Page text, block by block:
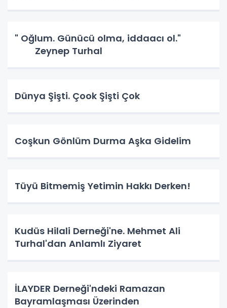
" Oğlum. Günücü olma, iddaacı ol."
Zeynep Turhal
Dünya Şişti. Çook Şişti Çok
Coşkun Gönlüm Durma Aşka Gidelim
Tüyü Bitmemiş Yetimin Hakkı Derken!
Kudüs Hilali Derneği'ne. Mehmet Ali
Turhal'dan Anlamlı Ziyaret
İLAYDER Derneği'ndeki Ramazan
Bayramlaşması Üzerinden